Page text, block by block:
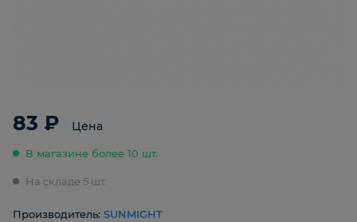
83 ₽ Цена
В магазине более 10 шт.
На складе 5 шт.
Производитель: SUNMIGHT